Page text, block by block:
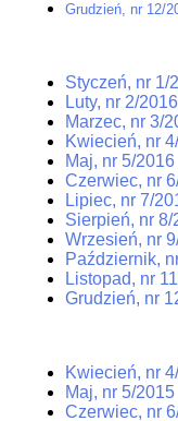
Grudzień, nr 12/
Styczeń, nr 1/
Luty, nr 2/2016
Marzec, nr 3/
Kwiecień, nr
Maj, nr 5/2016
Czerwiec, nr
Lipiec, nr 7/
Sierpień, nr 8/
Wrzesień, nr
Październik,
Listopad, nr
Grudzień, nr
Kwiecień, nr
Maj, nr 5/2015
Czerwiec, nr